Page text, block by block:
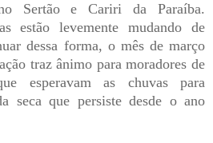
Sertão e Cariri da Paraíba.
estão levemente mudando de
dessa forma, o mês de março
traz ânimo para moradores de
esperavam as chuvas para
seca que persiste desde o ano